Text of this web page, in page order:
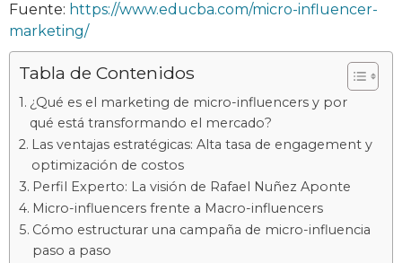
Fuente: https://www.educba.com/micro-influencer-
marketing/
Tabla de Contenidos
¿Qué es el marketing de micro-influencers y por
qué está transformando el mercado?
Las ventajas estratégicas: Alta tasa de engagement y
optimización de costos
Perfil Experto: La visión de Rafael Nuñez Aponte
Micro-influencers frente a Macro-influencers
Cómo estructurar una campaña de micro-influencia
paso a paso